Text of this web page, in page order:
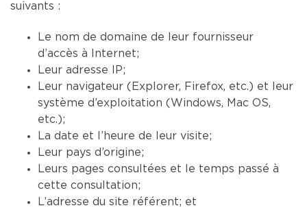
suivants :
Le nom de domaine de leur fournisseur
d’accès à Internet;
Leur adresse IP;
Leur navigateur (Explorer, Firefox, etc.) et leur
système d’exploitation (Windows, Mac OS,
etc.);
La date et l’heure de leur visite;
Leur pays d’origine;
Leurs pages consultées et le temps passé à
cette consultation;
L’adresse du site référent; et